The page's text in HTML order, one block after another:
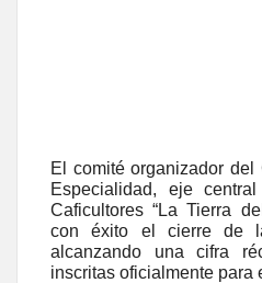
El comité organizador
Especialidad, eje
Caficultores “La Tierra
con éxito el cierre de
alcanzando una cifra
inscritas oficialmente para